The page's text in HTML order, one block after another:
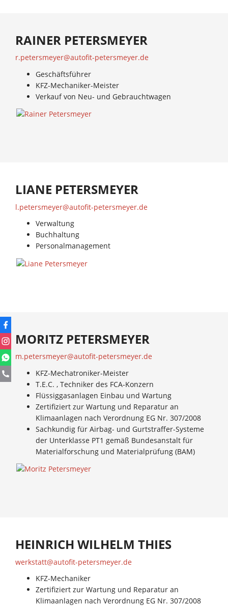
RAINER PETERSMEYER
r.petersmeyer@autofit-petersmeyer.de
Geschäftsführer
KFZ-Mechaniker-Meister
Verkauf von Neu- und Gebrauchtwagen
LIANE PETERSMEYER
l.petersmeyer@autofit-petersmeyer.de
Verwaltung
Buchhaltung
Personalmanagement
MORITZ PETERSMEYER
m.petersmeyer@autofit-petersmeyer.de
KFZ-Mechatroniker-Meister
T.E.C. , Techniker des FCA-Konzern
Flüssiggasanlagen Einbau und Wartung
Zertifiziert zur Wartung und Reparatur an
Klimaanlagen nach Verordnung EG Nr. 307/2008
Sachkundig für Airbag- und Gurtstraffer-Systeme
der Unterklasse PT1 gemäß Bundesanstalt für
Materialforschung und Materialprüfung (BAM)
HEINRICH WILHELM THIES
werkstatt@autofit-petersmeyer.de
KFZ-Mechaniker
Zertifiziert zur Wartung und Reparatur an
Klimaanlagen nach Verordnung EG Nr. 307/2008